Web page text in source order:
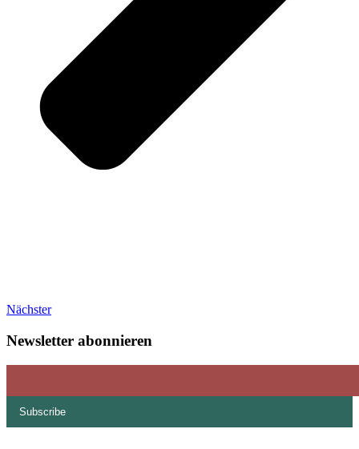
Nächster
Newsletter abonnieren